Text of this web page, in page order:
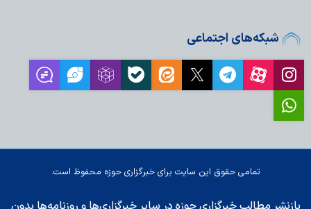
شبکه‌های اجتماعی
تمامی حقوق این سایت برای خبرگزاری حوزه محفوظ است.